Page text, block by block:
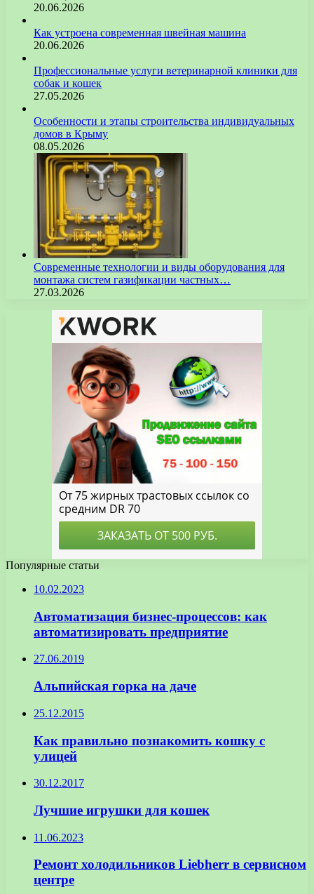
20.06.2026
Как устроена современная швейная машина
20.06.2026
Профессиональные услуги ветеринарной клиники для
собак и кошек
27.05.2026
Особенности и этапы строительства индивидуальных
домов в Крыму
08.05.2026
Современные технологии и виды оборудования для
монтажа систем газификации частных…
27.03.2026
Популярные статьи
10.02.2023
Автоматизация бизнес-процессов: как
автоматизировать предприятие
27.06.2019
Альпийская горка на даче
25.12.2015
Как правильно познакомить кошку с
улицей
30.12.2017
Лучшие игрушки для кошек
11.06.2023
Ремонт холодильников Liebherr в сервисном
центре